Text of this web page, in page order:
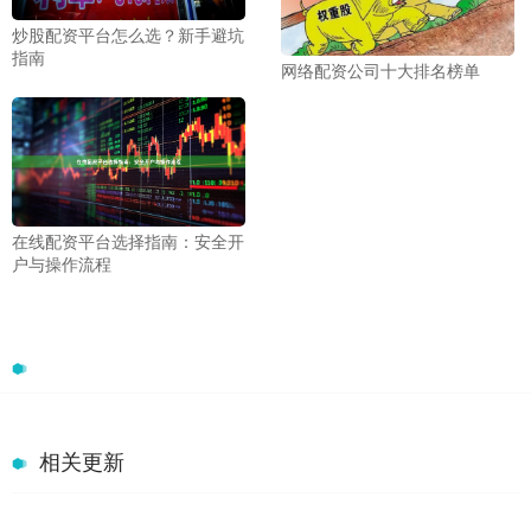
炒股配资平台怎么选？新手避坑
指南
网络配资公司十大排名榜单
在线配资平台选择指南：安全开
户与操作流程
相关更新